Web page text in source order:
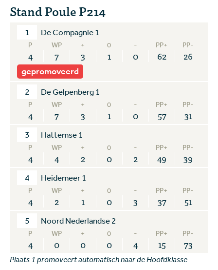
Stand Poule P214
1 De Compagnie 1
P WP + 0 - PP+ PP-
4 7 3 1 0 62 26
gepromoveerd
2 De Gelpenberg 1
P WP + 0 - PP+ PP-
4 7 3 1 0 57 31
3 Hattemse 1
P WP + 0 - PP+ PP-
4 4 2 0 2 49 39
4 Heidemeer 1
P WP + 0 - PP+ PP-
4 2 1 0 3 37 51
5 Noord Nederlandse 2
P WP + 0 - PP+ PP-
4 0 0 0 4 15 73
Plaats 1 promoveert automatisch naar de Hoofdklasse